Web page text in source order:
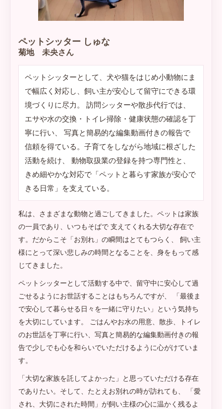
ペットシッター しゅな
菊地 未央さん
ペットシッターとして、犬や猫をはじめ小動物にま
で幅広く対応し、飼い主が安心して留守にできる環
境づくりに尽力。 訪問シッターや散歩代行では、
エサや水の交換・トイレ掃除・健康状態の確認を丁
寧に行い、 写真と簡易的な編集動画付きの報告で
信頼を得ている。子育てをしながら地域に根ざした
活動を続け、 動物取扱業の登録を持つ専門性と、
きめ細やかな対応で「ペットと暮らす家族が安心で
きる日常」を支えている。
私は、さまざまな動物と過ごしてきました。ペットは家族
の一員であり、いつもそばで 支えてくれる大切な存在で
す。だからこそ「お別れ」の瞬間はとてもつらく、 飼い主
様にとって深い悲しみの時間となることを、身をもって感
じてきました。
ペットシッターとして活動する中で、留守中に安心して過
ごせるようにお世話することはもちろんですが、 「最後ま
で安心して暮らせる日々を一緒に守りたい」という気持ち
を大切にしています。 ごはんやお水の用意、散歩、トイレ
のお世話を丁寧に行い、写真と簡易的な編集動画付きの報
告で少しでも心を和らいでいただけるように心がけていま
す。
「大切な家族を託してよかった」と思っていただける存在
でありたい。そして、たとえお別れの時が訪れても、 「愛
され、大切にされた時間」が飼い主様の心に温かく残るよ